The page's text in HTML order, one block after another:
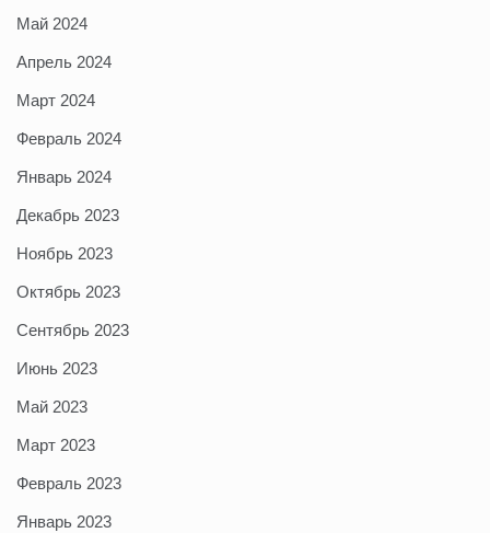
Май 2024
Апрель 2024
Март 2024
Февраль 2024
Январь 2024
Декабрь 2023
Ноябрь 2023
Октябрь 2023
Сентябрь 2023
Июнь 2023
Май 2023
Март 2023
Февраль 2023
Январь 2023